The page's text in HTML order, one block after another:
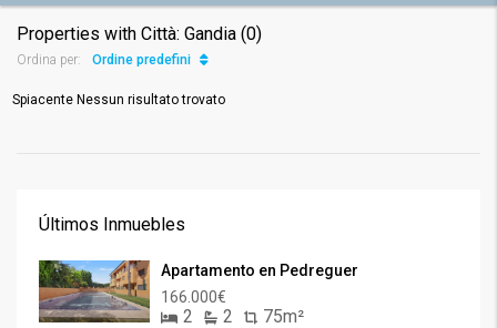
Properties with Città: Gandia (0)
Ordina per: Ordine predefinito
Spiacente Nessun risultato trovato
Últimos Inmuebles
Apartamento en Pedreguer
166.000€
2 2 75m²